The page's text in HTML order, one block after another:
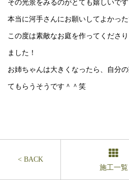
その光景をみるのがとても嬉しいです
本当に河手さんにお願いしてよかった
この度は素敵なお庭を作ってくださ
ました！
お姉ちゃんは大きくなったら、自分
てもらうそうです＾＾笑
< BACK
施工一覧